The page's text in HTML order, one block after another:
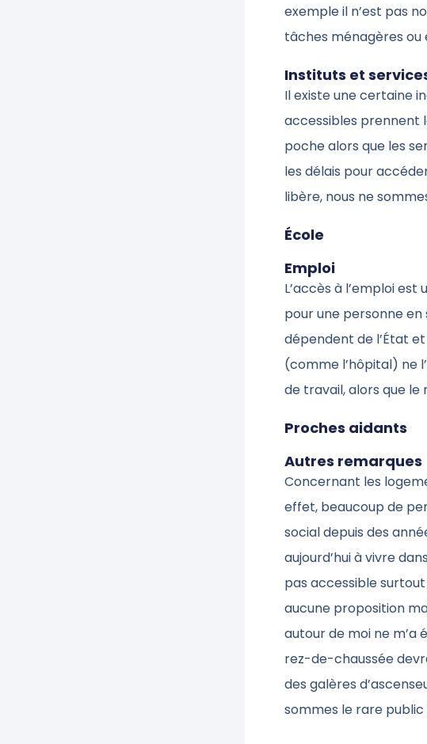
exemple il n’est pas
tâches ménagères ou
Instituts et
Il existe une certaine
accessibles prennent
poche alors que les
les délais pour
libère, nous ne
École
Emploi
L’accès à l’emploi
pour une personne
dépendent de l’État
(comme l’hôpital) ne
de travail, alors que
Proches aidants
Autres remarques
Concernant les
effet, beaucoup de
social depuis des
aujourd’hui à vivre
pas accessible
aucune proposition
autour de moi ne m’a
rez-de-chaussée
des galères
sommes le rare public